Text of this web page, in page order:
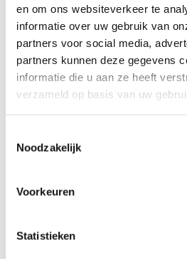
en om ons websiteverkeer te
informatie over uw gebruik van
partners voor social media,
partners kunnen deze gegevens
informatie die u aan ze heeft
verzameld op basis van uw
Noodzakelijk
Voorkeuren
Statistieken
8 op voorraad
Lublin diepmat telegrijs 4, Sample
Toevoegen aan
Categorie:Samples
Specificaties